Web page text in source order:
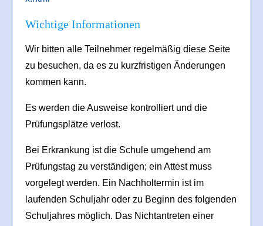
Wichtige Informationen
Wir bitten alle Teilnehmer regelmäßig diese Seite
zu besuchen, da es zu kurzfristigen Änderungen
kommen kann.
Es werden die Ausweise kontrolliert und die
Prüfungsplätze verlost.
Bei Erkrankung ist die Schule umgehend am
Prüfungstag zu verständigen; ein Attest muss
vorgelegt werden. Ein Nachholtermin ist im
laufenden Schuljahr oder zu Beginn des folgenden
Schuljahres möglich. Das Nichtantreten einer